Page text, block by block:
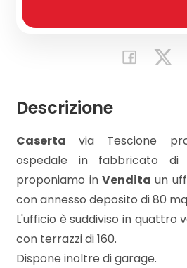
Descrizione
Caserta via Tescione
ospedale in fabbricato di
proponiamo in Vendita un
con annesso deposito di 80 mq
L'ufficio è suddiviso in quattro
con terrazzi di 160.
Dispone inoltre di garage.
Prezzo
Totale
mq